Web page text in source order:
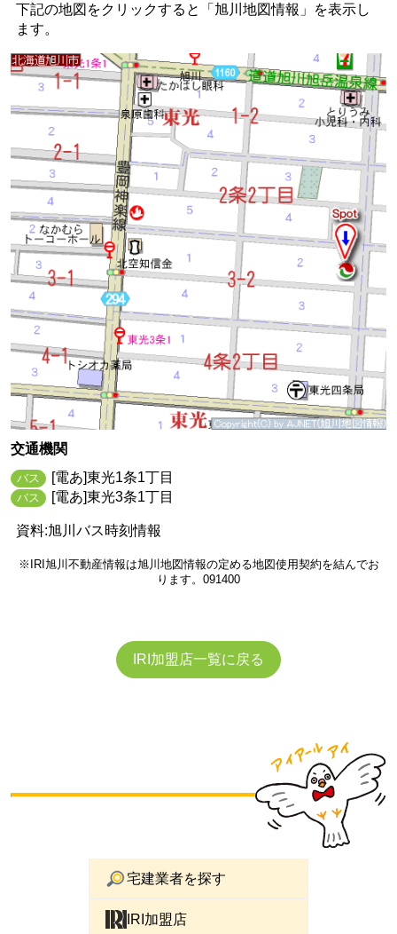
下記の地図をクリックすると
「旭川地図情報」
を表示し
ます。
交通機関
バス [電あ]東光1条1丁目
バス [電あ]東光3条1丁目
資料:旭川バス時刻情報
※IRI旭川不動産情報は旭川地図情報の定める地図使用契約を結んでお
ります。091400
IRI加盟店一覧に戻る
宅建業者を探す
IRI加盟店